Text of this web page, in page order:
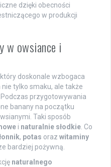
dzięki obecności
w produkcji
w owsiance i
doskonale wzbogaca
tylko smaku, ale także
przygotowywania
banany na początku
Taki sposób
i naturalnie słodkie . Co
, potas oraz witaminy
bardziej pożywną.
naturalnego